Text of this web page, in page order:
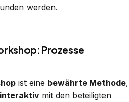
werden.
Prozesse
ist eine bewährte Methode,
mit den beteiligten